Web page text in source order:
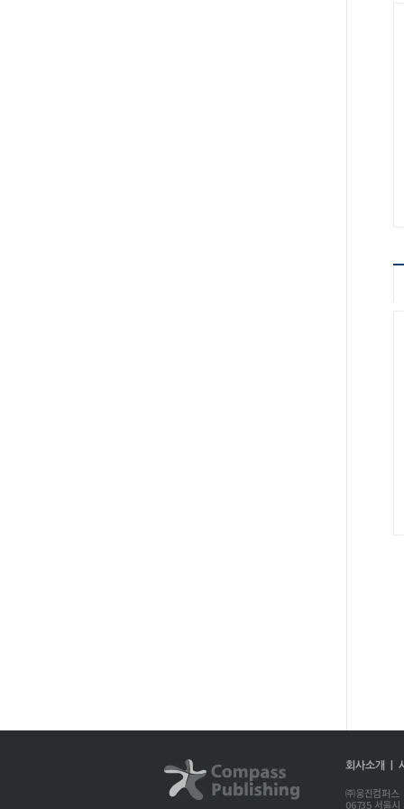
회사소개 |
㈜웅진컴퍼
06735 서울시